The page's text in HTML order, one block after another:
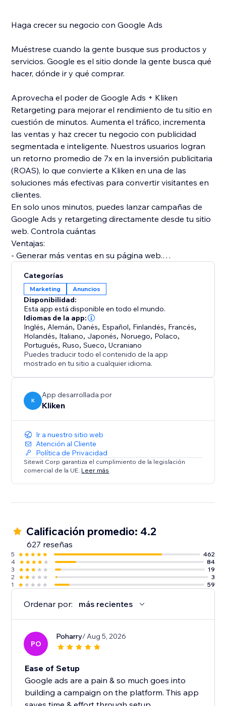
Haga crecer su negocio con Google Ads
Muéstrese cuando la gente busque sus productos y
servicios. Google es el sitio donde la gente busca qué
hacer, dónde ir y qué comprar.
Aprovecha el poder de Google Ads + Kliken
Retargeting para mejorar el rendimiento de tu sitio en
cuestión de minutos. Aumenta el tráfico, incrementa
las ventas y haz crecer tu negocio con publicidad
segmentada e inteligente. Nuestros usuarios logran
un retorno promedio de 7x en la inversión publicitaria
(ROAS), lo que convierte a Kliken en una de las
soluciones más efectivas para convertir visitantes en
clientes.
En solo unos minutos, puedes lanzar campañas de
Google Ads y retargeting directamente desde tu sitio
web. Controla cuántas
Ventajas:
- Generar más ventas en su página web.
- Generar más clientes potenciales en su página web.
- Integrada completamente en la página web.
Elabore y gestione campañas directamente desde
nuestra aplicación.
- Resultados claros. Las ventas, reservas, llamadas y
formularios de contacto se detectan de forma
automática para que pueda ver cuáles son los
ingresos, las ventas y los clientes potenciales que
genera la campaña de "marketing".
Categorías
Marketing Anuncios
Disponibilidad:
Esta app está disponible en todo el mundo.
Idiomas de la app:
Inglés, Alemán, Danés, Español, Finlandés, Francés,
Holandés, Italiano, Japonés, Noruego, Polaco,
Portugués, Ruso,Sueco,Ucraniano
Puedes traducir todo el contenido de la app
mostrado en tu sitio a cualquier idioma.
K
App desarrollada por
Kliken
Ir a nuestro sitio web
Atención al Cliente
Política de Privacidad
Sitewit Corp garantiza el cumplimiento de la legislación
comercial de la UE. Leer más
Calificación promedio: 4.2
627 reseñas
5
462
4
84
3
19
2
3
1
59
Ordenar por: más recientes
PO
Poharry/ Aug 5, 2026
Ease of Setup
Google ads are a pain & so much goes into
building a campaign on the platform. This app